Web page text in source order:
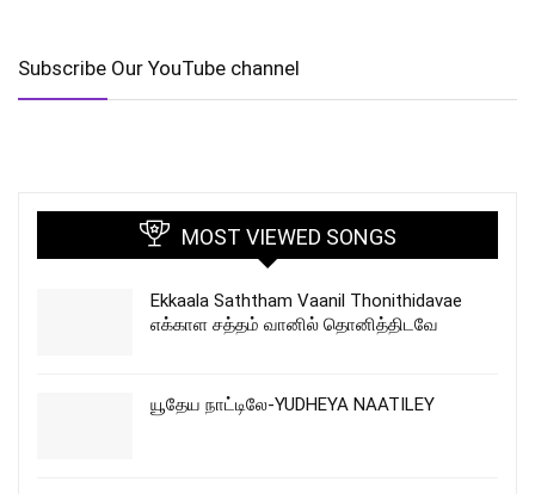
Subscribe Our YouTube channel
MOST VIEWED SONGS
Ekkaala Saththam Vaanil Thonithidavae
எக்காள சத்தம் வானில் தொனித்திடவே
யூதேய நாட்டிலே-YUDHEYA NAATILEY